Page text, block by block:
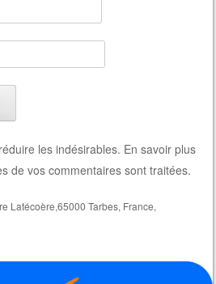
les indésirables. En savoir plus
de vos commentaires sont traitées.
Latécoère,65000 Tarbes, France,